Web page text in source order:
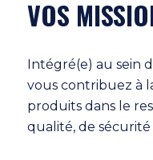
VOS
Intégré(e) au sein
vous contribuez à
produits dans le
qualité, de